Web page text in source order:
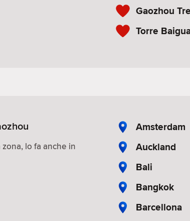
Gaozhou
Torre
lo fa anche in
Amsterdam
Auckland
Bali
Bangkok
Barcellona